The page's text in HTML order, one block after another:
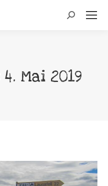
Search:
4. Mai 2019